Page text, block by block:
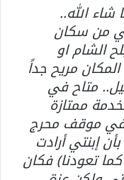
شاء الله..
من سكان
الشام او
مريح جداً
متاح في
ممتازة
في موقف محرج
إبنتي أرادت
تعودنا) فكان